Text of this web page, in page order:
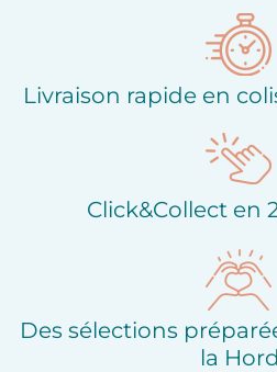
Livraison rapide en
Click&Collect en
Des sélections
la